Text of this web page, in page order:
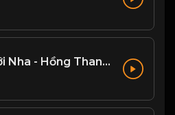
Đám Cưới Nha - Hồng Thanh, Mie